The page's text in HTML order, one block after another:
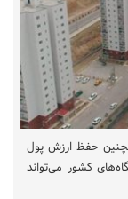
حفظ ارزش پول
کشور می‌تواند